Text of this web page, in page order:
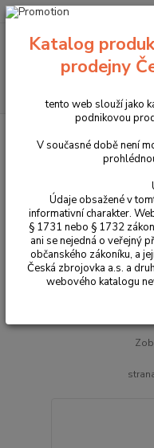
+420 225 375 800
CZ 75 B
Rozpad je dostupný pouze
Katalog
prodejny
tento web slouží jako
podnikovou
V současné době není
Údaje obsažené v
informativní charakter.
§ 1731 nebo § 1732
ani se nejedná o veřejný
občanského zákoníku, a
Česká zbrojovka a.s. a
webového katalogu